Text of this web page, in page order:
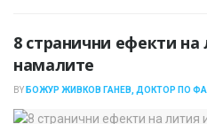
8 странични ефекти на
намалите
BY БОЖУР ЖИВКОВ ГАНЕВ, ДОКТОР ПО